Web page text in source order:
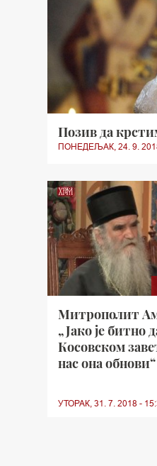
Позив да
ПОНЕДЕЉАК, 24. 9.
Митрополит
„Јако је битно
Косовском
нас она обнови“
УТОРАК, 31. 7. 2018 -